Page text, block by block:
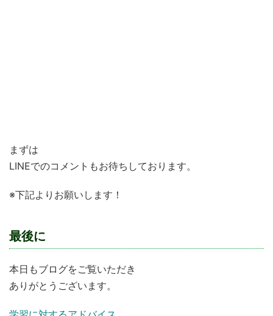
まずは
LINEでのコメントもお待ちしております。
※下記よりお願いします！
最後に
本日もブログをご覧いただき
ありがとうございます。